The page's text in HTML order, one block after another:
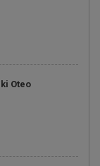
Oteo